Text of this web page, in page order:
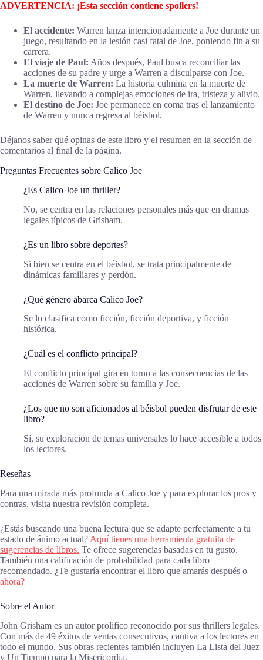
ADVERTENCIA: ¡Esta sección contiene spoilers!
El accidente: Warren lanza intencionadamente a Joe durante un
juego, resultando en la lesión casi fatal de Joe, poniendo fin a su
carrera.
El viaje de Paul: Años después, Paul busca reconciliar las
acciones de su padre y urge a Warren a disculparse con Joe.
La muerte de Warren: La historia culmina en la muerte de
Warren, llevando a complejas emociones de ira, tristeza y alivio.
El destino de Joe: Joe permanece en coma tras el lanzamiento
de Warren y nunca regresa al béisbol.
Déjanos saber qué opinas de este libro y el resumen en la sección de
comentarios al final de la página.
Preguntas Frecuentes sobre Calico Joe
¿Es Calico Joe un thriller?
No, se centra en las relaciones personales más que en dramas
legales típicos de Grisham.
¿Es un libro sobre deportes?
Si bien se centra en el béisbol, se trata principalmente de
dinámicas familiares y perdón.
¿Qué género abarca Calico Joe?
Se lo clasifica como ficción, ficción deportiva, y ficción
histórica.
¿Cuál es el conflicto principal?
El conflicto principal gira en torno a las consecuencias de las
acciones de Warren sobre su familia y Joe.
¿Los que no son aficionados al béisbol pueden disfrutar de este
libro?
Sí, su exploración de temas universales lo hace accesible a todos
los lectores.
Reseñas
Para una mirada más profunda a Calico Joe y para explorar los pros y
contras, visita nuestra revisión completa.
¿Estás buscando una buena lectura que se adapte perfectamente a tu
estado de ánimo actual? Aquí tienes una herramienta gratuita de
sugerencias de libros. Te ofrece sugerencias basadas en tu gusto.
También una calificación de probabilidad para cada libro
recomendado. ¿Te gustaría encontrar el libro que amarás después o
ahora?
Sobre el Autor
John Grisham es un autor prolífico reconocido por sus thrillers legales.
Con más de 49 éxitos de ventas consecutivos, cautiva a los lectores en
todo el mundo. Sus obras recientes también incluyen La Lista del Juez
y Un Tiempo para la Misericordia.